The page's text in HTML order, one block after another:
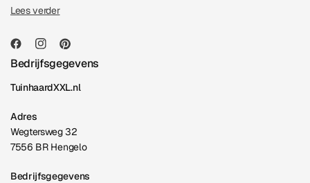
Lees verder
Bedrijfsgegevens
TuinhaardXXL.nl
Adres
Wegtersweg 32
7556 BR Hengelo
Bedrijfsgegevens